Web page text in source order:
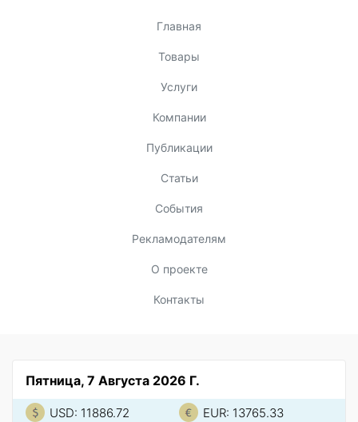
Главная
Товары
Услуги
Компании
Публикации
Статьи
События
Рекламодателям
О проекте
Контакты
Пятница, 7 Августа 2026 Г.
USD: 11886.72 EUR: 13765.33